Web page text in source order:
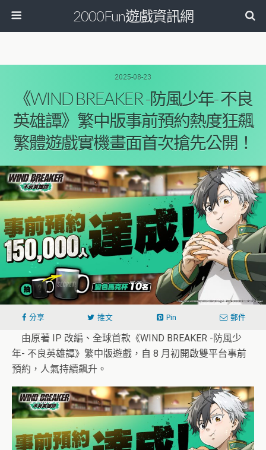
2000Fun遊戲資訊網
2025-08-23
《WIND BREAKER -防風少年- 不良
英雄譚》繁中版事前預約熱度狂飆
繁體遊戲實機畫面首次搶先公開！
分享 推文 Pin 郵件
由原著 IP 改編、全球首款《WIND BREAKER -防風少
年- 不良英雄譚》繁中版遊戲，自 8 月初開啟雙平台事前
預約，人氣持續飆升。